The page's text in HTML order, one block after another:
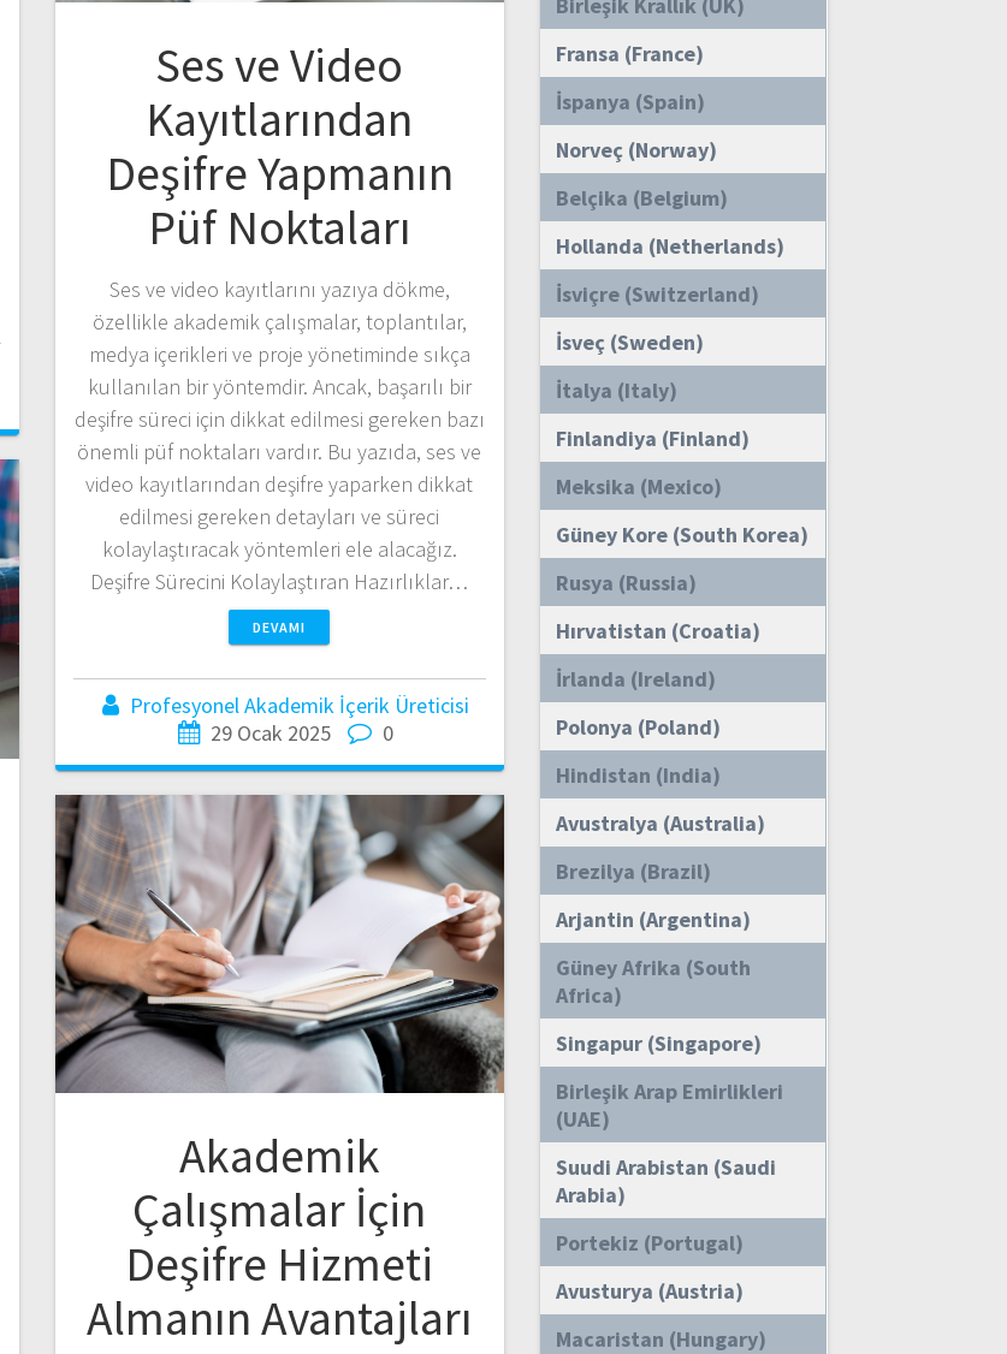
Ses ve Video
Kayıtlarından
Deşifre Yapmanın
Püf Noktaları
Ses ve video kayıtlarını yazıya dökme,
özellikle akademik çalışmalar, toplantılar,
medya içerikleri ve proje yönetiminde sıkça
kullanılan bir yöntemdir. Ancak, başarılı bir
deşifre süreci için dikkat edilmesi gereken bazı
önemli püf noktaları vardır. Bu yazıda, ses ve
video kayıtlarından deşifre yaparken dikkat
edilmesi gereken detayları ve süreci
kolaylaştıracak yöntemleri ele alacağız.
Deşifre Sürecini Kolaylaştıran Hazırlıklar…
DEVAMI
Profesyonel Akademik İçerik Üreticisi
29 Ocak 2025
0
Akademik
Çalışmalar İçin
Deşifre Hizmeti
Almanın Avantajları
Fransa (France)
İspanya (Spain)
Norveç (Norway)
Belçika (Belgium)
Hollanda (Netherlands)
İsviçre (Switzerland)
İsveç (Sweden)
İtalya (Italy)
Finlandiya (Finland)
Meksika (Mexico)
Güney Kore (South Korea)
Rusya (Russia)
Hırvatistan (Croatia)
İrlanda (Ireland)
Polonya (Poland)
Hindistan (India)
Avustralya (Australia)
Brezilya (Brazil)
Arjantin (Argentina)
Güney Afrika (South
Africa)
Singapur (Singapore)
Birleşik Arap Emirlikleri
(UAE)
Suudi Arabistan (Saudi
Arabia)
Portekiz (Portugal)
Avusturya (Austria)
Macaristan (Hungary)